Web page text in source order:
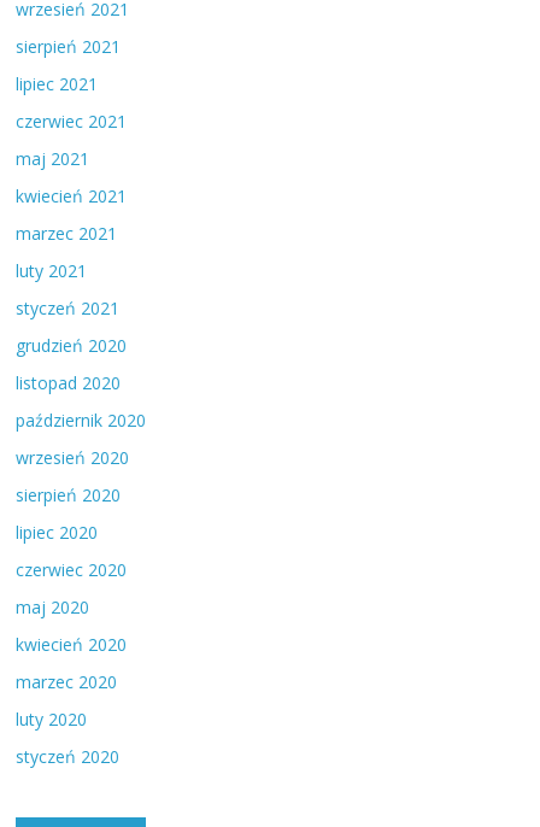
wrzesień 2021
sierpień 2021
lipiec 2021
czerwiec 2021
maj 2021
kwiecień 2021
marzec 2021
luty 2021
styczeń 2021
grudzień 2020
listopad 2020
październik 2020
wrzesień 2020
sierpień 2020
lipiec 2020
czerwiec 2020
maj 2020
kwiecień 2020
marzec 2020
luty 2020
styczeń 2020